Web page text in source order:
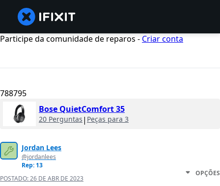
Participe da comunidade de reparos - Criar conta
788795
Bose QuietComfort 35
20 Perguntas | Peças para 3
Jordan Lees
@jordanlees
Rep: 13
POSTADO:26 DE ABR DE 2023
OPÇÕES